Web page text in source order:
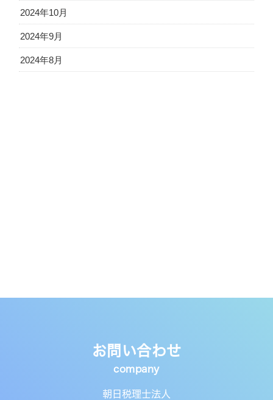
2024年10月
2024年9月
2024年8月
お問い合わせ
朝日税理士法人